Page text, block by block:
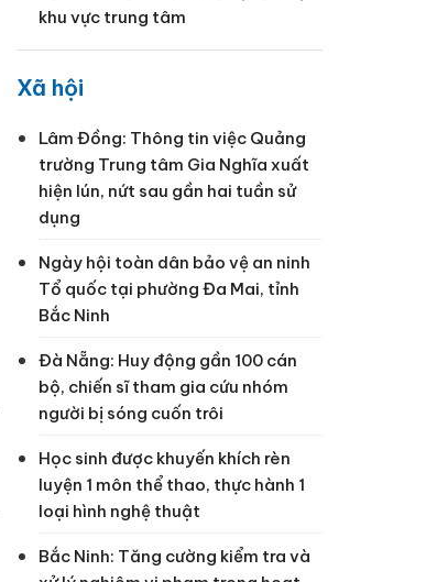
khu vực trung tâm
Xã hội
Lâm Đồng: Thông tin việc Quảng
trường Trung tâm Gia Nghĩa xuất
hiện lún, nứt sau gần hai tuần sử
dụng
Ngày hội toàn dân bảo vệ an ninh
Tổ quốc tại phường Đa Mai, tỉnh
Bắc Ninh
Đà Nẵng: Huy động gần 100 cán
bộ, chiến sĩ tham gia cứu nhóm
người bị sóng cuốn trôi
Học sinh được khuyến khích rèn
luyện 1 môn thể thao, thực hành 1
loại hình nghệ thuật
Bắc Ninh: Tăng cường kiểm tra và